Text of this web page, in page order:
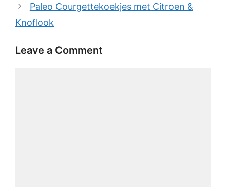
Paleo Courgettekoekjes met Citroen &
Knoflook
Leave a Comment